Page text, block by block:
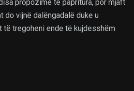
propozime te papritura, por mjaft
do vijnë dalëngadalë duke u
të tregoheni ende të kujdesshëm